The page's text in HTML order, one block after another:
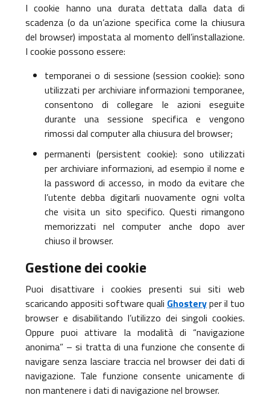
I cookie hanno una durata dettata dalla data di
scadenza (o da un’azione specifica come la chiusura
del browser) impostata al momento dell’installazione.
I cookie possono essere:
temporanei o di sessione (session cookie): sono
utilizzati per archiviare informazioni temporanee,
consentono di collegare le azioni eseguite
durante una sessione specifica e vengono
rimossi dal computer alla chiusura del browser;
permanenti (persistent cookie): sono utilizzati
per archiviare informazioni, ad esempio il nome e
la password di accesso, in modo da evitare che
l’utente debba digitarli nuovamente ogni volta
che visita un sito specifico. Questi rimangono
memorizzati nel computer anche dopo aver
chiuso il browser.
Gestione dei cookie
Puoi disattivare i cookies presenti sui siti web
scaricando appositi software quali Ghosteryper il tuo
browser e disabilitando l’utilizzo dei singoli cookies.
Oppure puoi attivare la modalità di “navigazione
anonima” – si tratta di una funzione che consente di
navigare senza lasciare traccia nel browser dei dati di
navigazione. Tale funzione consente unicamente di
non mantenere i dati di navigazione nel browser.